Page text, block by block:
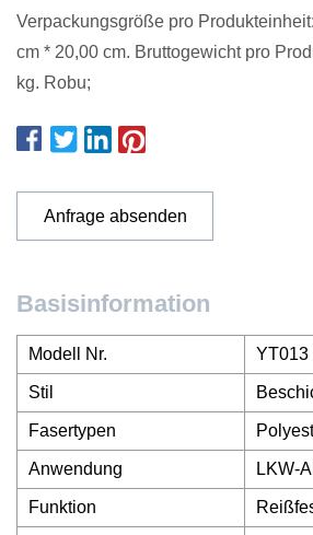
Verpackungsgröße pro
cm * 20,00 cm. Bruttogewicht pro
kg. Robu;
Anfrage absenden
Basisinformation
Modell Nr. YT013
Stil
Fasertypen
Anwendung LKW-
Funktion